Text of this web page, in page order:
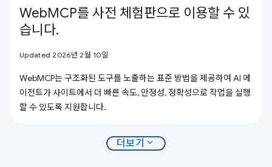
WebMCP를 사전 체험판으로 이용할 수 있
습니다.
Updated 2026년 2월 10일
WebMCP는 구조화된 도구를 노출하는 표준 방법을 제공하여 AI 에
이전트가 사이트에서 더 빠른 속도, 안정성, 정확성으로 작업을 실행
할 수 있도록 지원합니다.
더보기 expand_more